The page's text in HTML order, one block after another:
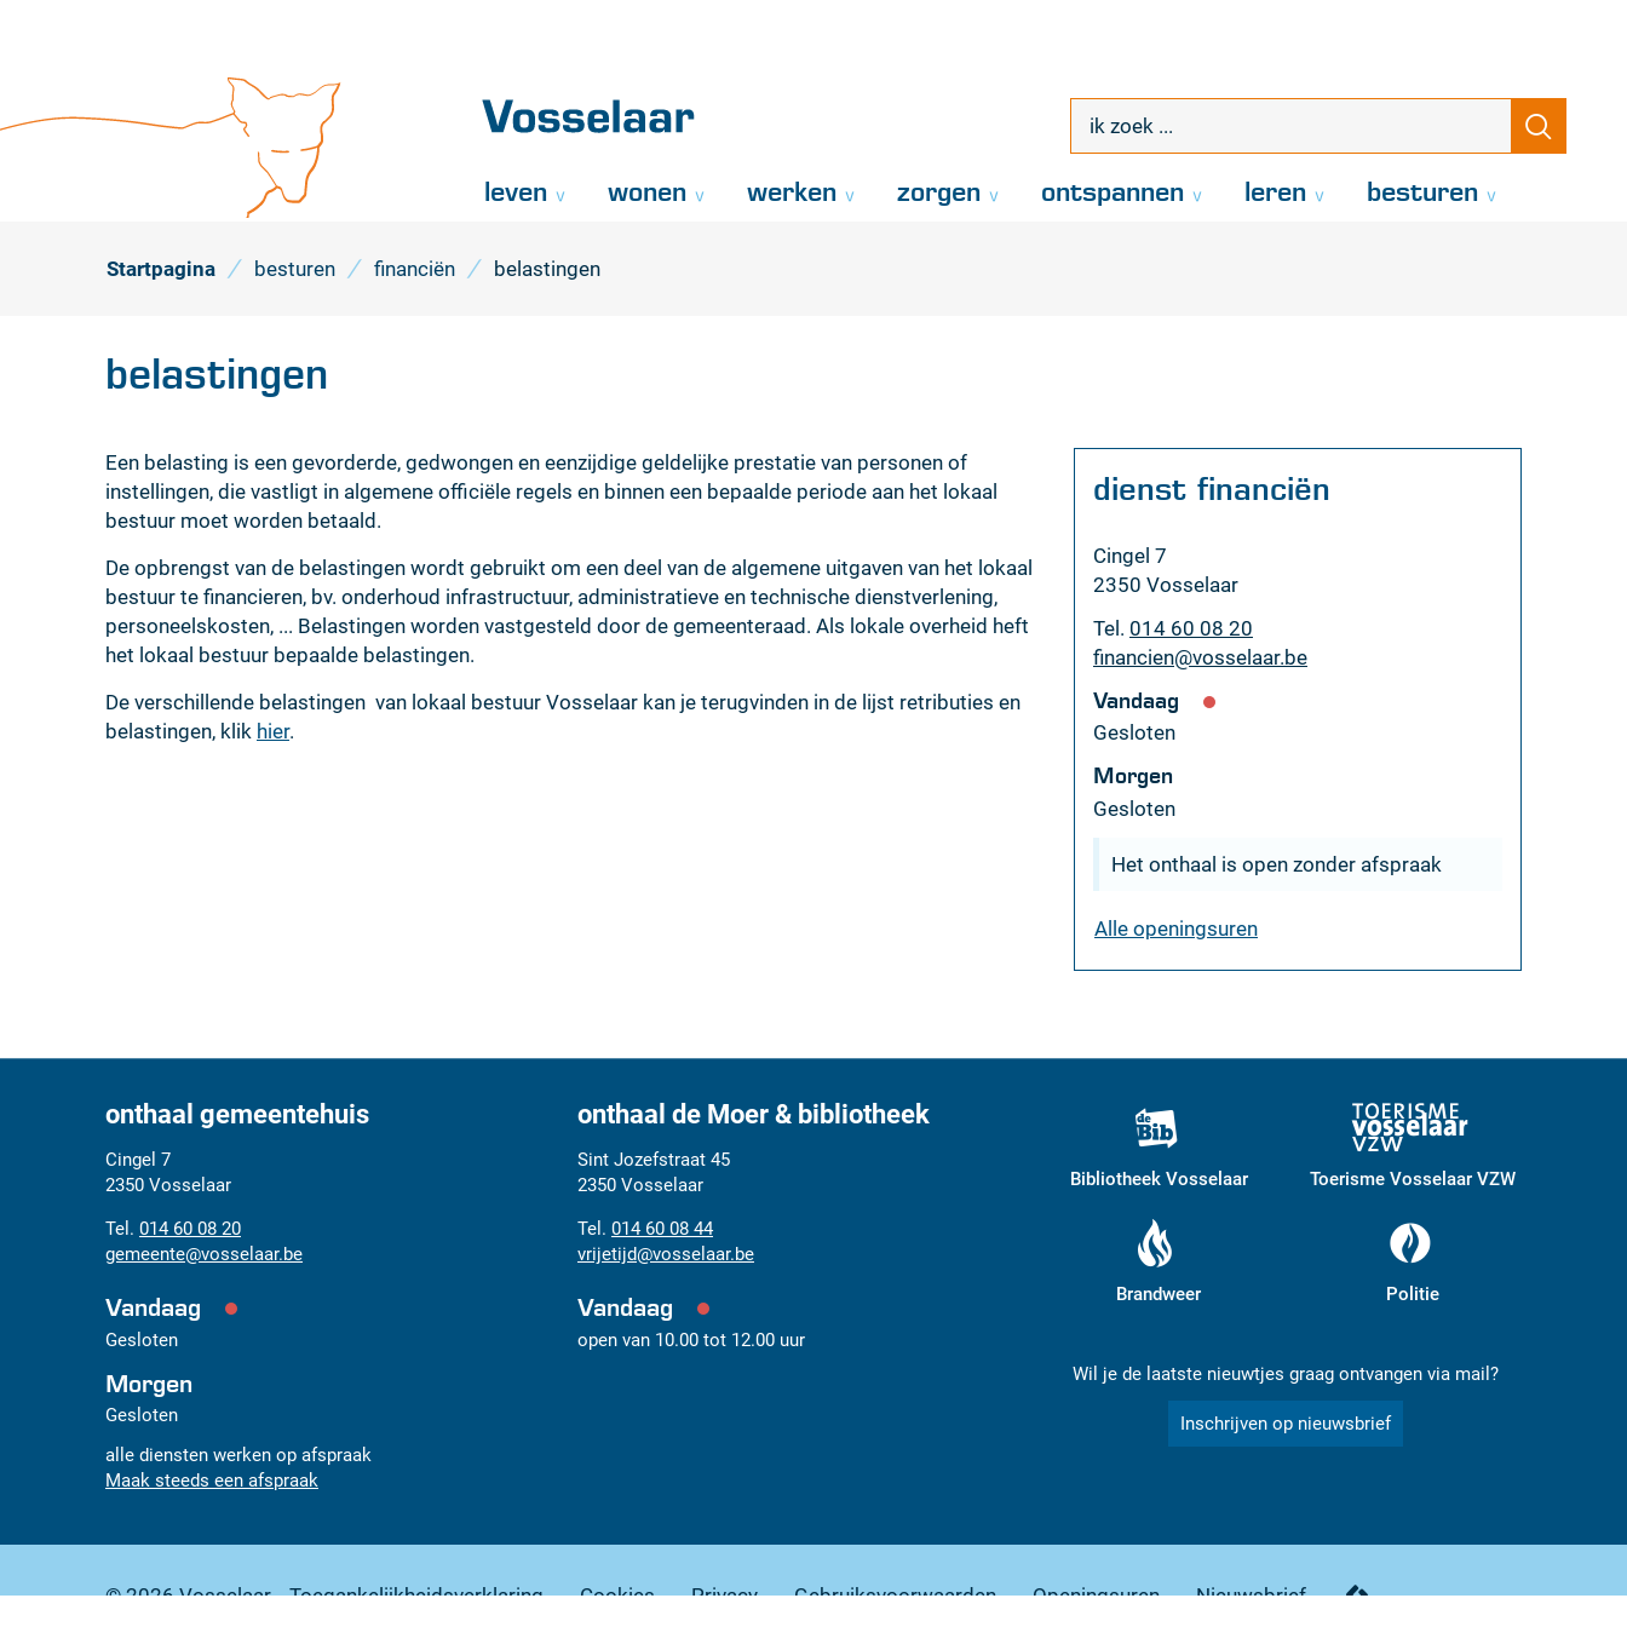
Vosselaar
zoek
leven wonen werken zorgen ontspannen leren besturen
Startpagina besturen financiën belastingen
belastingen
Een belasting is een gevorderde, gedwongen en eenzijdige geldelijke prestatie van personen of
instellingen, die vastligt in algemene officiële regels en binnen een bepaalde periode aan het lokaal
bestuur moet worden betaald.
De opbrengst van de belastingen wordt gebruikt om een deel van de algemene uitgaven van het lokaal
bestuur te financieren, bv. onderhoud infrastructuur, administratieve en technische dienstverlening,
personeelskosten, ... Belastingen worden vastgesteld door de gemeenteraad. Als lokale overheid heft
het lokaal bestuur bepaalde belastingen.
De verschillende belastingen van lokaal bestuur Vosselaar kan je terugvinden in de lijst retributies en
belastingen, klik hier.
Contact
dienst financiën
Adres
Cingel 7
,2350 Vosselaar
Tel. 014 60 08 20
E-
financien@vosselaar.be
Vandaag
Gesloten
Morgen
Gesloten
Het onthaal is open zonder afspraak
Alle openingsurendienst
onthaal gemeentehuis
Adres
Cingel 7
2350 Vosselaar
Tel.
014 60 08 20
E-
mail
gemeente@vosselaar.be
Vandaag
Gesloten
Morgen
Gesloten
alle diensten werken op afspraak
Maak steeds een afspraak
onthaal de Moer & bibliotheek
Adres
Sint Jozefstraat 45
2350 Vosselaar
Tel.
014 60 08 44
E-
mail
vrijetijd@vosselaar.be
Vandaag
open van 10.00 tot 12.00 uur
Bibliotheek Vosselaar Toerisme Vosselaar VZW
Brandweer Politie
Wil je de laatste nieuwtjes graag ontvangen via mail?
Inschrijven op nieuwsbrief
© 2026Vosselaar Toegankelijkheidsverklaring Cookies Privacy Gebruiksvoorwaarden Openingsuren
Nieuwsbrief